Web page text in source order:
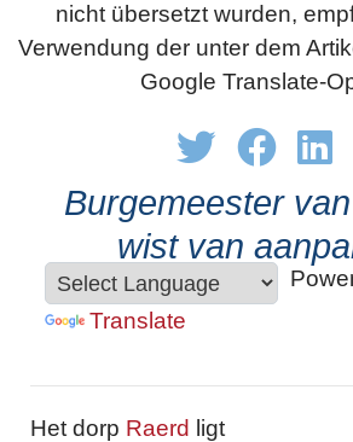
nicht übersetzt wurden,
Verwendung der unter dem
Google Translate-
Burgemeester
wist van
Translate
Het dorp Raerd ligt